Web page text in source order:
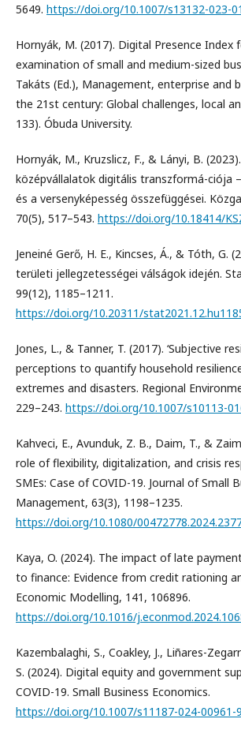
5649. https://doi.org/10.1007/s13132-023-
Hornyák, M. (2017). Digital Presence Index
examination of small and medium-sized
Takáts (Ed.), Management, enterprise and
the 21st century: Global challenges, local
133). Óbuda University.
Hornyák, M., Kruzslicz, F., & Lányi, B.
középvállalatok digitális transzformá-ciója
és a versenyképesség összefüggései.
70(5), 517–543. https://doi.org/10.18414/
Jeneiné Gerő, H. E., Kincses, Á., & Tóth, G.
területi jellegzetességei válságok idején.
99(12), 1185–1211.
https://doi.org/10.20311/
Jones, L., & Tanner, T. (2017). ‘Subjective
perceptions to quantify household
extremes and disasters. Regional
229–243. https://doi.org/10.1007/s10113-
Kahveci, E., Avunduk, Z. B., Daim, T., &
role of flexibility, digitalization, and crisis
SMEs: Case of COVID-19. Journal of Small
Management, 63(3), 1198–1235.
https://doi.org/10.1080/
Kaya, O. (2024). The impact of late
to finance: Evidence from credit rationing
Economic Modelling, 141, 106896.
https://doi.org/10.1016/
Kazembalaghi, S., Coakley, J., Liñares-
S. (2024). Digital equity and government
COVID-19. Small Business Economics.
https://doi.org/10.1007/s11187-024-00961-9